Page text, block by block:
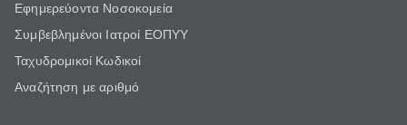
Εφημερεύοντα Νοσοκομεία
Συμβεβλημένοι Ιατροί ΕΟΠΥΥ
Ταχυδρομικοί Κωδικοί
Αναζήτηση με αριθμό